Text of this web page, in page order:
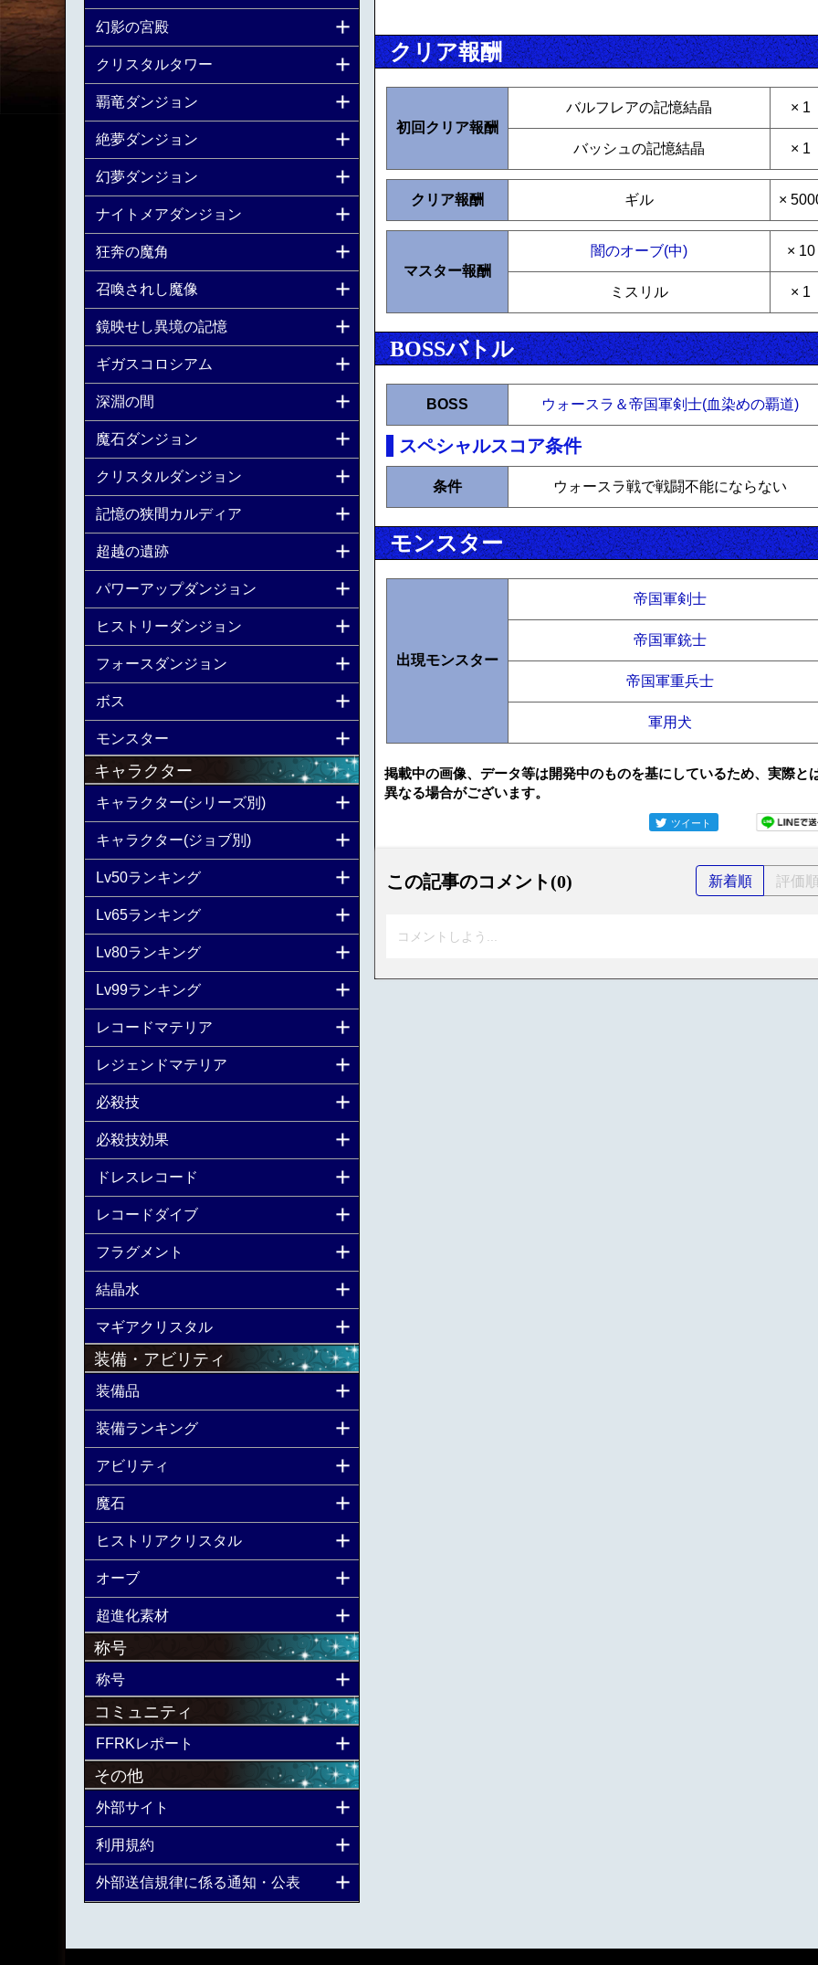
クリア報酬
初回クリア報酬
バルフレアの記憶結晶 × 1
バッシュの記憶結晶 × 1
クリア報酬 ギル ×
マスター報酬
闇のオーブ(中) × 10
ミスリル × 1
BOSSバトル
BOSS ウォースラ＆帝国軍剣士(血染めの覇道)
スペシャルスコア条件
条件 ウォースラ戦で戦闘不能にならない
モンスター
出現モンスター
帝国軍剣士
帝国軍銃士
帝国軍重兵士
軍用犬
掲載中の画像、データ等は開発中のものを基にしているため、実際と
異なる場合がございます。
ツイート
この記事のコメント(0) 新着順 評価
コメントしよう...
幻影の宮殿
クリスタルタワー
覇竜ダンジョン
絶夢ダンジョン
幻夢ダンジョン
ナイトメアダンジョン
狂奔の魔角
召喚されし魔像
鏡映せし異境の記憶
ギガスコロシアム
深淵の間
魔石ダンジョン
クリスタルダンジョン
記憶の狭間カルディア
超越の遺跡
パワーアップダンジョン
ヒストリーダンジョン
フォースダンジョン
ボス
モンスター
キャラクター
キャラクター(シリーズ別)
キャラクター(ジョブ別)
Lv50ランキング
Lv65ランキング
Lv80ランキング
Lv99ランキング
レコードマテリア
レジェンドマテリア
必殺技
必殺技効果
ドレスレコード
レコードダイブ
フラグメント
結晶水
マギアクリスタル
装備・アビリティ
装備品
装備ランキング
アビリティ
魔石
ヒストリアクリスタル
オーブ
超進化素材
称号
称号
コミュニティ
FFRKレポート
その他
外部サイト
利用規約
外部送信規律に係る通知・公表